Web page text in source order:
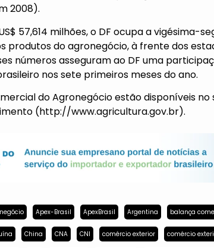
2008).
57,614 milhões, o DF ocupa a vigésima-
produtos do agronegócio, à frente dos
números asseguram ao DF uma
nos sete primeiros meses do ano.
do Agronegócio estão disponíveis no
(http://www.agricultura.gov.br).
Apex-Brasil ApexBrasil Argentina balança
China CNA CNI comércio exterior comércio